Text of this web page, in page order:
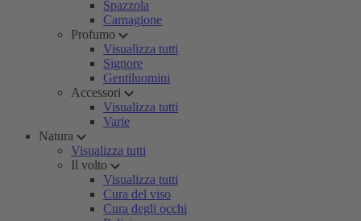
Spazzola
Carnagione
Profumo
Visualizza tutti
Signore
Gentiluomini
Accessori
Visualizza tutti
Varie
Natura
Visualizza tutti
Il volto
Visualizza tutti
Cura del viso
Cura degli occhi